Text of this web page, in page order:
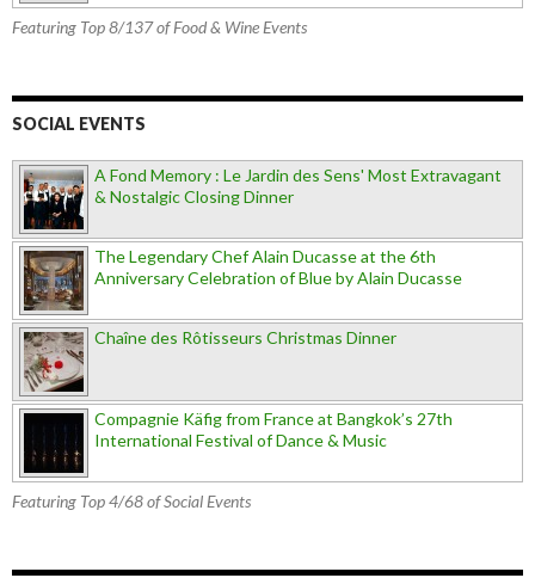
Featuring Top 8/137 of Food & Wine Events
SOCIAL EVENTS
A Fond Memory : Le Jardin des Sens' Most Extravagant
& Nostalgic Closing Dinner
The Legendary Chef Alain Ducasse at the 6th
Anniversary Celebration of Blue by Alain Ducasse
Chaîne des Rôtisseurs Christmas Dinner
Compagnie Käfig from France at Bangkok’s 27th
International Festival of Dance & Music
Featuring Top 4/68 of Social Events